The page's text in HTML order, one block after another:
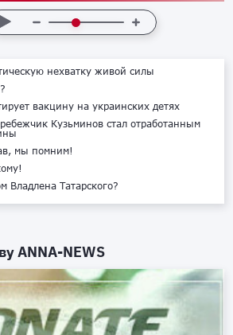
нехватку живой силы
вакцину на украинских детях
Кузьминов стал отработанным
мы помним!
Владлена Татарского?
ANNA-NEWS